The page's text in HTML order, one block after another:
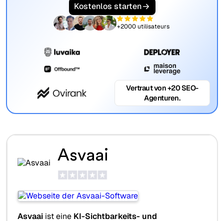
Kostenlos starten
+2000 utilisateurs
Vertraut von +20 SEO-
Agenturen.
Asvaai
Asvaaiist eine KI-Sichtbarkeits- und